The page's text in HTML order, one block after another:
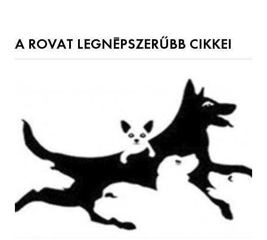
A ROVAT LEGNÉPSZERŰBB CIKKEI